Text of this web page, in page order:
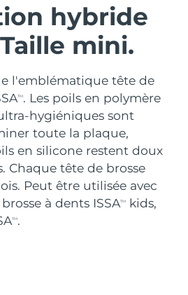
hybride
mini.
l'emblématique tête de
TM. Les poils en polymère
hygiéniques sont
toute la plaque,
en silicone restent doux
Chaque tête de brosse
Peut être utilisée avec
à dents ISSATM
kids,
TM.